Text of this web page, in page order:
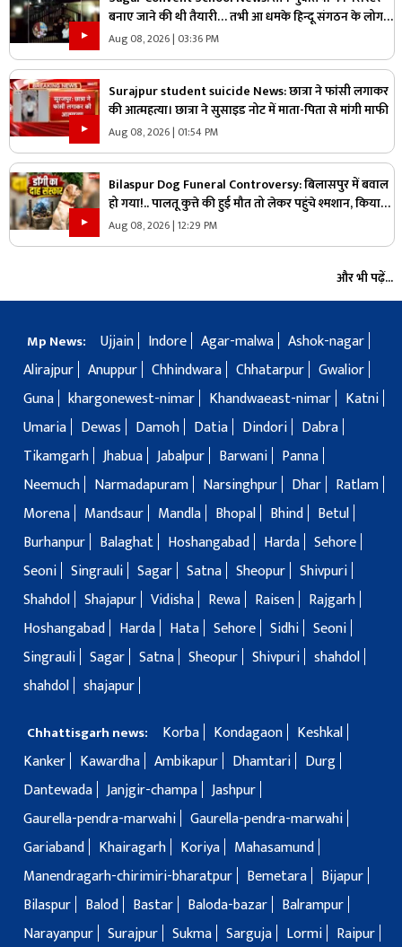
बनाए जाने की थी तैयारी… तभी आ धमके हिन्दू संगठन के लोग
और पुलिस, स्कूल में मचा बवाल
Aug 08, 2026 | 03:36 PM
Surajpur student suicide News: छात्रा ने फांसी लगाकर
की आत्महत्या। छात्रा ने सुसाइड नोट में माता-पिता से मांगी माफी
Aug 08, 2026 | 01:54 PM
Bilaspur Dog Funeral Controversy: बिलासपुर में बवाल
हो गया!.. पालतू कुत्ते की हुई मौत तो लेकर पहुंचे श्मशान, किया
दाह संस्कार तो शुरू हो गया हंगामा
Aug 08, 2026 | 12:29 PM
और भी पढ़ें...
Mp News: Ujjain Indore Agar-malwa Ashok-nagar
Alirajpur Anuppur Chhindwara Chhatarpur Gwalior
Guna khargonewest-nimar Khandwaeast-nimar
Katni
Umaria
Dewas Damoh Datia Dindori
Dabra
Tikamgarh Jhabua Jabalpur Barwani
Panna
Neemuch
Narmadapuram Narsinghpur Dhar
Ratlam
Morena
Mandsaur Mandla Bhopal Bhind
Betul
Burhanpur
Balaghat Hoshangabad Harda Sehore
Seoni Singrauli Sagar Satna Sheopur Shivpuri
Shahdol Shajapur Vidisha Rewa Raisen
Rajgarh
Hoshangabad
Harda Hata Sehore Sidhi Seoni
Singrauli Sagar Satna Sheopur Shivpuri shahdol
shahdol shajapur
Chhattisgarh news: Korba Kondagaon
Keshkal
Kanker
Kawardha Ambikapur Dhamtari
Durg
Dantewada Janjgir-champa Jashpur
Gaurella-pendra-marwahi Gaurella-pendra-marwahi
Gariaband
Khairagarh Koriya
Mahasamund
Manendragarh-chirimiri-bharatpur
Bemetara
Bijapur
Bilaspur
Balod Bastar Baloda-bazar
Balrampur
Narayanpur Surajpur Sukma Sarguja Lormi
Raipur